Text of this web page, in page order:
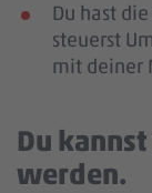
Du hast
steuerst
mit deiner
Du kannst
werden.